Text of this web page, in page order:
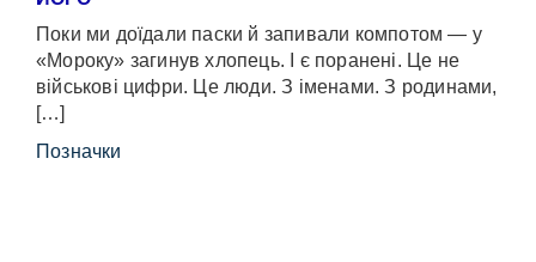
Поки ми доїдали паски й запивали компотом — у
«Мороку» загинув хлопець. І є поранені. Це не
військові цифри. Це люди. З іменами. З родинами,
[…]
Позначки